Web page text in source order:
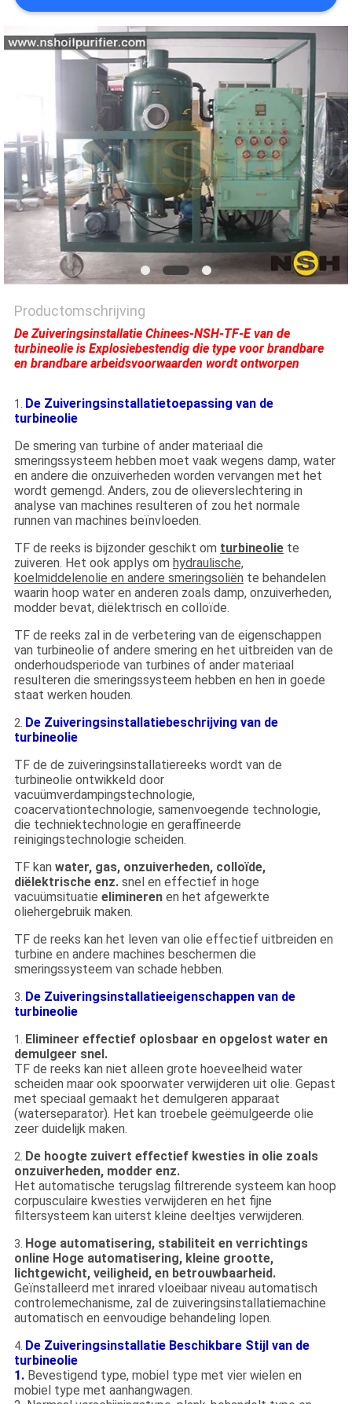
Productomschrijving
De Zuiveringsinstallatie Chinees-NSH-TF-E van de
turbineolie is Explosiebestendig die type voor brandbare
en brandbare arbeidsvoorwaarden wordt ontworpen
1. De Zuiveringsinstallatietoepassing van de
turbineolie
De smering van turbine of ander materiaal die
smeringssysteem hebben moet vaak wegens damp, water
en andere die onzuiverheden worden vervangen met het
wordt gemengd. Anders, zou de olieverslechtering in
analyse van machines resulteren of zou het normale
runnen van machines beïnvloeden.
TF de reeks is bijzonder geschikt om turbineoliete
zuiveren. Het ook applys om hydraulische,
koelmiddelenolie en andere smeringsoliën te behandelen
waarin hoop water en anderen zoals damp, onzuiverheden,
modder bevat, diëlektrisch en colloïde.
TF de reeks zal in de verbetering van de eigenschappen
van turbineolie of andere smering en het uitbreiden van de
onderhoudsperiode van turbines of ander materiaal
resulteren die smeringssysteem hebben en hen in goede
staat werken houden.
2. De Zuiveringsinstallatiebeschrijving van de
turbineolie
TF de de zuiveringsinstallatiereeks wordt van de
turbineolie ontwikkeld door
vacuümverdampingstechnologie,
coacervationtechnologie, samenvoegende technologie,
die techniektechnologie en geraffineerde
reinigingstechnologie scheiden.
TF kan water, gas, onzuiverheden, colloïde,
diëlektrische enz.snel en effectief in hoge
vacuümsituatie eliminerenen het afgewerkte
oliehergebruik maken.
TF de reeks kan het leven van olie effectief uitbreiden en
turbine en andere machines beschermen die
smeringssysteem van schade hebben.
3. De Zuiveringsinstallatieeigenschappen van de
turbineolie
1. Elimineer effectief oplosbaar en opgelost water en
demulgeer snel.
TF de reeks kan niet alleen grote hoeveelheid water
scheiden maar ook spoorwater verwijderen uit olie. Gepast
met speciaal gemaakt het demulgeren apparaat
(waterseparator). Het kan troebele geëmulgeerde olie
zeer duidelijk maken.
2. De hoogte zuivert effectief kwesties in olie zoals
onzuiverheden, modder enz.
Het automatische terugslag filtrerende systeem kan hoop
corpusculaire kwesties verwijderen en het fijne
filtersysteem kan uiterst kleine deeltjes verwijderen.
3. Hoge automatisering, stabiliteit en verrichtings
online Hoge automatisering, kleine grootte,
lichtgewicht, veiligheid, en betrouwbaarheid.
Geïnstalleerd met inrared vloeibaar niveau automatisch
controlemechanisme, zal de zuiveringsinstallatiemachine
automatisch en eenvoudige behandeling lopen.
4. De Zuiveringsinstallatie Beschikbare Stijl van de
turbineolie
1. Bevestigend type, mobiel type met vier wielen en
mobiel type met aanhangwagen.